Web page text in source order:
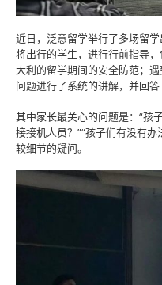
近日，泛意留学举行了多场留
将出行的学生，进行行前指导
大利的留学期间的安全防范；
问题进行了系统的讲解，并回答
其中家长最关心的问题是：“孩
接接机人员？”“孩子们有没有
较细节的疑问。